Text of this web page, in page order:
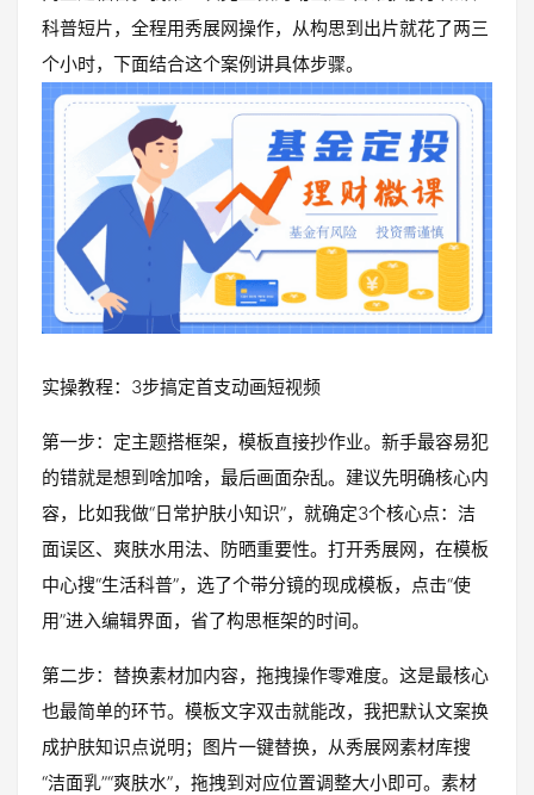
科普短片，全程用秀展网操作，从构思到出片就花了两三
个小时，下面结合这个案例讲具体步骤。
实操教程：3步搞定首支动画短视频
第一步：定主题搭框架，模板直接抄作业。新手最容易犯
的错就是想到啥加啥，最后画面杂乱。建议先明确核心内
容，比如我做“日常护肤小知识”，就确定3个核心点：洁
面误区、爽肤水用法、防晒重要性。打开秀展网，在模板
中心搜“生活科普”，选了个带分镜的现成模板，点击“使
用”进入编辑界面，省了构思框架的时间。
第二步：替换素材加内容，拖拽操作零难度。这是最核心
也最简单的环节。模板文字双击就能改，我把默认文案换
成护肤知识点说明；图片一键替换，从秀展网素材库搜
“洁面乳”“爽肤水”，拖拽到对应位置调整大小即可。素材